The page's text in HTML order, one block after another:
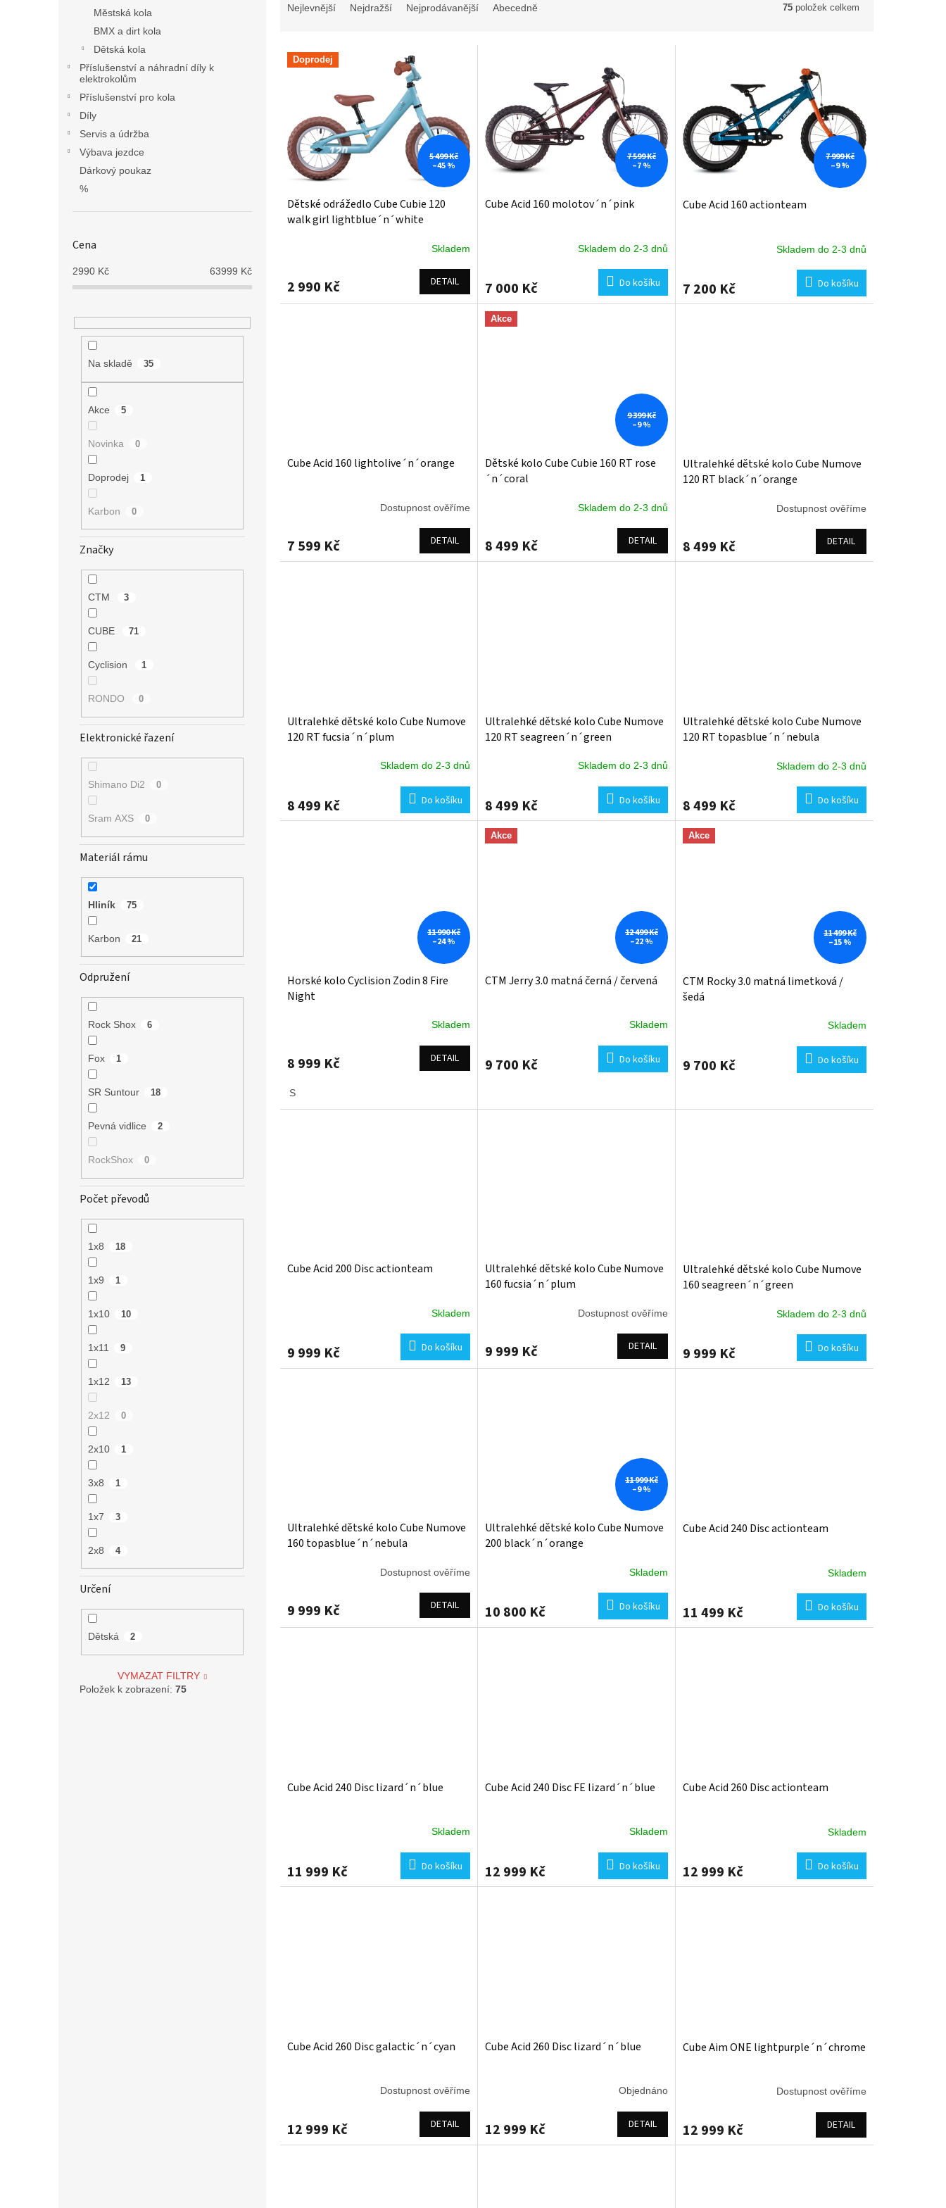
Městská kola
BMX a dirt kola
Dětská kola
Příslušenství a náhradní díly k
elektrokolům
Příslušenství pro kola
Díly
Servis a údržba
Výbava jezdce
Dárkový poukaz
%
Cena
2990 Kč 63999 Kč
Na skladě 35
Akce 5
Novinka 0
Doprodej 1
Karbon 0
Značky
CTM 3
CUBE 71
Cyclision 1
RONDO 0
Elektronické řazení
Shimano Di2 0
Sram AXS 0
Materiál rámu
Hliník 75
Karbon 21
Odpružení
Rock Shox 6
Fox 1
SR Suntour 18
Pevná vidlice 2
RockShox 0
Počet převodů
1x8 18
1x9 1
1x10 10
1x11 9
1x12 13
2x12 0
2x10 1
3x8 1
1x7 3
2x8 4
Určení
Dětská 2
VYMAZAT FILTRY
Položek k zobrazení: 75
Nejlevnější Nejdražší Nejprodávanější Abecedně 75 položek celkem
Doprodej
5 499 Kč
–45 %
Dětské odrážedlo Cube Cubie 120
walk girl lightblue´n´white
Skladem
2 990 Kč DETAIL
7 599 Kč
–7 %
Cube Acid 160 molotov´n´pink
Skladem do 2-3 dnů
7 000 Kč Do košíku
7 999 Kč
–9 %
Cube Acid 160 actionteam
Skladem do 2-3 dnů
7 200 Kč Do košíku
Cube Acid 160 lightolive´n´orange
Dostupnost ověříme
7 599 Kč DETAIL
Akce
9 399 Kč
–9 %
Dětské kolo Cube Cubie 160 RT rose
´n´coral
Skladem do 2-3 dnů
8 499 Kč DETAIL
Ultralehké dětské kolo Cube Numove
120 RT black´n´orange
Dostupnost ověříme
8 499 Kč DETAIL
Ultralehké dětské kolo Cube Numove
120 RT fucsia´n´plum
Skladem do 2-3 dnů
8 499 Kč Do košíku
Ultralehké dětské kolo Cube Numove
120 RT seagreen´n´green
Skladem do 2-3 dnů
8 499 Kč Do košíku
Ultralehké dětské kolo Cube Numove
120 RT topasblue´n´nebula
Skladem do 2-3 dnů
8 499 Kč Do košíku
11 990 Kč
–24 %
Horské kolo Cyclision Zodin 8 Fire
Night
Skladem
8 999 Kč DETAIL
S
Akce
12 499 Kč
–22 %
CTM Jerry 3.0 matná černá / červená
Skladem
9 700 Kč Do košíku
Akce
11 499 Kč
–15 %
CTM Rocky 3.0 matná limetková /
šedá
Skladem
9 700 Kč Do košíku
Cube Acid 200 Disc actionteam
Skladem
9 999 Kč Do košíku
Ultralehké dětské kolo Cube Numove
160 fucsia´n´plum
Dostupnost ověříme
9 999 Kč DETAIL
Ultralehké dětské kolo Cube Numove
160 seagreen´n´green
Skladem do 2-3 dnů
9 999 Kč Do košíku
Ultralehké dětské kolo Cube Numove
160 topasblue´n´nebula
Dostupnost ověříme
9 999 Kč DETAIL
11 999 Kč
–9 %
Ultralehké dětské kolo Cube Numove
200 black´n´orange
Skladem
10 800 Kč Do košíku
Cube Acid 240 Disc actionteam
Skladem
11 499 Kč Do košíku
Cube Acid 240 Disc lizard´n´blue
Skladem
11 999 Kč Do košíku
Cube Acid 240 Disc FE lizard´n´blue
Skladem
12 999 Kč Do košíku
Cube Acid 260 Disc actionteam
Skladem
12 999 Kč Do košíku
Cube Acid 260 Disc galactic´n´cyan
Dostupnost ověříme
12 999 Kč DETAIL
Cube Acid 260 Disc lizard´n´blue
Objednáno
12 999 Kč DETAIL
Cube Aim ONE lightpurple´n´chrome
Dostupnost ověříme
12 999 Kč DETAIL